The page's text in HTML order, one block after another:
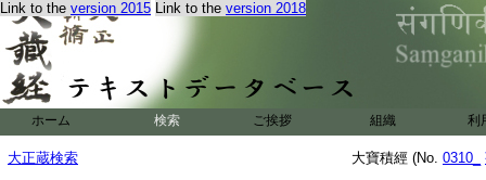
Link to the version 2015 Link to the version 2018
ホーム 検索 ご挨拶 組織 利
大正蔵検索 大寶積經 (No. 0310_
力菩薩曰。我能堪
諍論菩薩曰。我能
賢吉祥菩薩曰。我
惱。月光菩薩曰。
者令得成熟。無垢
生所有志樂皆得圓
任度脱一切下劣衆
任攝受衆生稱讃利